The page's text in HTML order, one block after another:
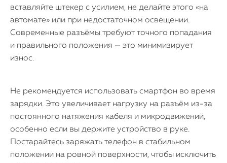
вставляйте штекер с усилием, не делайте этого «на
автомате» или при недостаточном освещении.
Современные разъёмы требуют точного попадания
и правильного положения — это минимизирует
износ.
Не рекомендуется использовать смартфон во время
зарядки. Это увеличивает нагрузку на разъём из-за
постоянного натяжения кабеля и микродвижений,
особенно если вы держите устройство в руке.
Постарайтесь заряжать телефон в стабильном
положении на ровной поверхности, чтобы исключить